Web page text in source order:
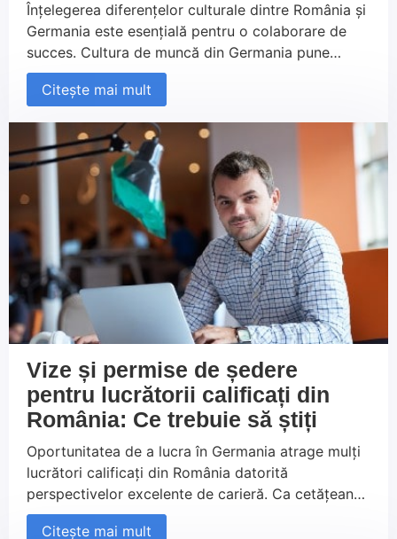
Înțelegerea diferențelor culturale dintre România și
Germania este esențială pentru o colaborare de
succes. Cultura de muncă din Germania pune
accent pe structură, punctualitate și comunicare
directă, aspecte care pot fi diferite de cele din
respectarea acestora, angajații români pot
contribui la un mediu de lucru armonios și
productiv, deschizându-și astfel calea către o
carieră de succes în Germania.
Citește mai mult
Vize și permise de ședere
pentru lucrătorii calificați din
România: Ce trebuie să știți
Oportunitatea de a lucra în Germania atrage mulți
lucrători calificați din România datorită
perspectivelor excelente de carieră. Ca cetățean
UE, nu aveți nevoie de viză sau permis de ședere
Citește mai mult